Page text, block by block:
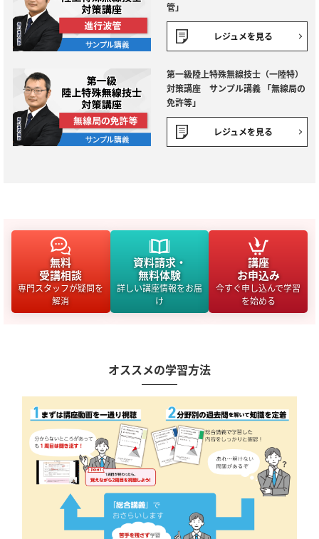
管」
レジュメを見る
第一級陸上特殊無線技士（一陸特）
対策講座 サンプル講義 「無線局の
免許等」
レジュメを見る
無料
受講相談
専門スタッフが疑問を
解消
資料請求・
無料体験
詳しい講座情報をお届
け
講座
お申込み
今すぐ申し込んで学習
を始める
オススメの学習方法